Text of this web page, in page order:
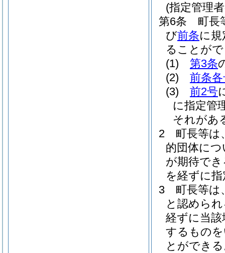
(指定管理
第6条
町長
び前条に
ることが
(1)
第3条
(2)
前条
(3)
前2号
に指定管
それがあ
2
町長等は
的団体に
が期待で
を経ずに
3
町長等は
と認めら
経ずに当
するもの
とができ